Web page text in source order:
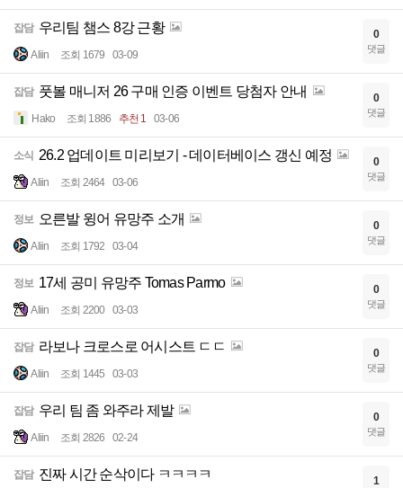
잡담 우리팀 챔스 8강 근황
Aliin 조회 1679 03-09
0
댓글
잡담 풋볼 매니저 26 구매 인증 이벤트 당첨자 안내
Hako 조회 1886 추천 1 03-06
0
댓글
소식 26.2 업데이트 미리보기 - 데이터베이스 갱신 예정
Aliin 조회 2464 03-06
0
댓글
정보 오른발 윙어 유망주 소개
Aliin 조회 1792 03-04
0
댓글
정보 17세 공미 유망주 Tomas Parmo
Aliin 조회 2200 03-03
0
댓글
잡담 라보나 크로스로 어시스트 ㄷㄷ
Aliin 조회 1445 03-03
0
댓글
잡담 우리 팀 좀 와주라 제발
Aliin 조회 2826 02-24
0
댓글
잡담 진짜 시간 순삭이다 ㅋㅋㅋㅋ 1